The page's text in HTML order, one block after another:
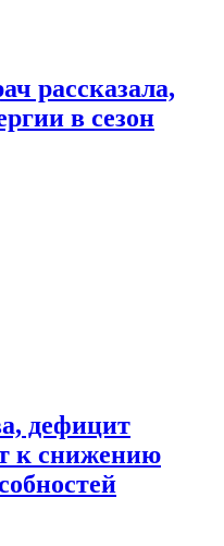
рассказала,
в сезон
дефицит
к снижению